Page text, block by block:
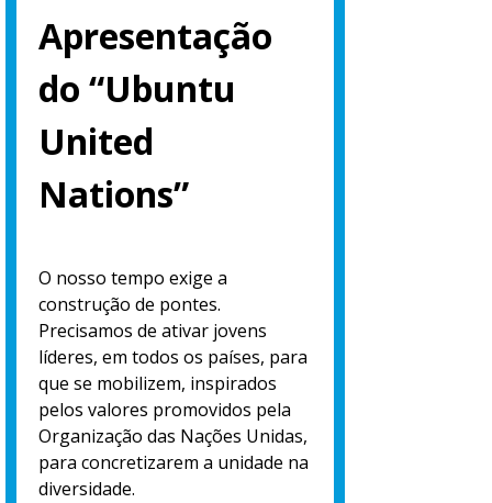
Apresentação
do “Ubuntu
United
Nations”
O nosso tempo exige a
construção de pontes.
Precisamos de ativar jovens
líderes, em todos os países, para
que se mobilizem, inspirados
pelos valores promovidos pela
Organização das Nações Unidas,
para concretizarem a unidade na
diversidade.